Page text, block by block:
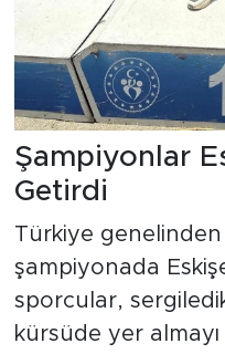
Şampiyonlar
Getirdi
Türkiye genelinden
şampiyonada
sporcular,
kürsüde yer almayı